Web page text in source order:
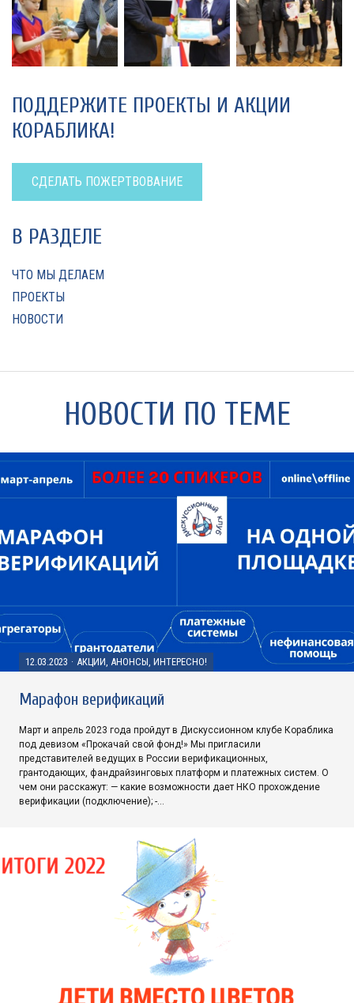
ПОДДЕРЖИТЕ ПРОЕКТЫ И АКЦИИ
КОРАБЛИКА!
СДЕЛАТЬ ПОЖЕРТВОВАНИЕ
В РАЗДЕЛЕ
ЧТО МЫ ДЕЛАЕМ
ПРОЕКТЫ
НОВОСТИ
НОВОСТИ ПО ТЕМЕ
12.03.2023 · АКЦИИ, АНОНСЫ, ИНТЕРЕСНО!
Марафон верификаций
Март и апрель 2023 года пройдут в Дискуссионном клубе Кораблика
под девизом «Прокачай свой фонд!» Мы пригласили
представителей ведущих в России верификационных,
грантодающих, фандрайзинговых платформ и платежных систем. О
чем они расскажут: — какие возможности дает НКО прохождение
верификации (подключение); -…